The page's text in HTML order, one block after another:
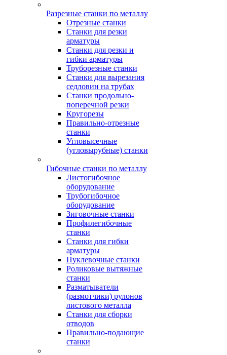
Разрезные станки по металлу
Отрезные станки
Станки для резки
арматуры
Станки для резки и
гибки арматуры
Труборезные станки
Станки для вырезания
седловин на трубаx
Станки продольно-
поперечной резки
Кругорезы
Правильно-отрезные
станки
Угловысечные
(угловырубные) станки
Гибочные станки по металлу
Листогибочное
оборудование
Трубогибочное
оборудование
Зиговочные станки
Профилегибочные
станки
Станки для гибки
арматуры
Пуклевочные станки
Роликовые вытяжные
станки
Разматыватели
(размотчики) рулонов
листового металла
Станки для сборки
отводов
Правильно-подающие
станки